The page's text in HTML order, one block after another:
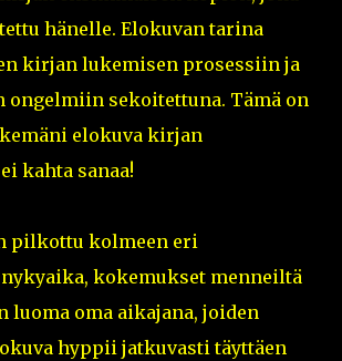
hänelle. Elokuvan tarina
kirjan lukemisen prosessiin ja
ongelmiin sekoitettuna. Tämä on
elokuva kirjan
kahta sanaa!
pilkottu kolmeen eri
nykyaika, kokemukset menneiltä
luoma oma aikajana, joiden
hyppii jatkuvasti täyttäen